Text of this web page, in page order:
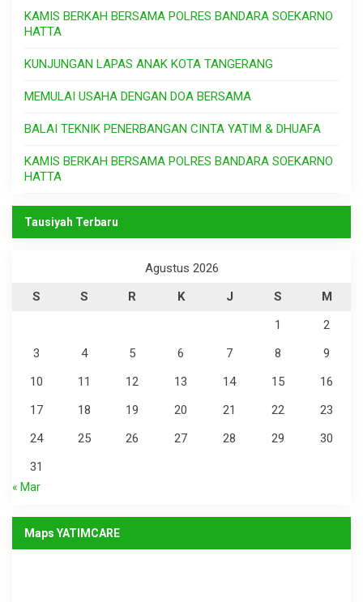
KAMIS BERKAH BERSAMA POLRES BANDARA SOEKARNO
HATTA
KUNJUNGAN LAPAS ANAK KOTA TANGERANG
MEMULAI USAHA DENGAN DOA BERSAMA
BALAI TEKNIK PENERBANGAN CINTA YATIM & DHUAFA
KAMIS BERKAH BERSAMA POLRES BANDARA SOEKARNO
HATTA
Tausiyah Terbaru
Agustus 2026
S
S R K J S
M
1
2
3
4 5 6 7 8
9
10
11 12 13 14 15
16
17
18 19 20 21 22
23
24
25 26 27 28 29
30
31
« Mar
Maps YATIMCARE